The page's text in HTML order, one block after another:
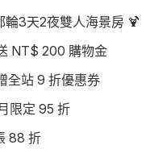
輪3天2夜雙人海景房 🍹
NT$ 200 購物金
全站 9 折優惠券
限定 95 折
88 折